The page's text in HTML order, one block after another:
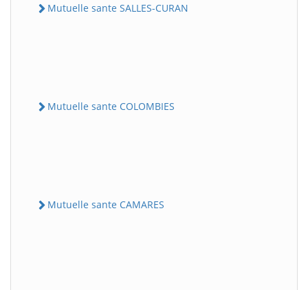
Mutuelle sante SALLES-CURAN
Mutuelle sante COLOMBIES
Mutuelle sante CAMARES